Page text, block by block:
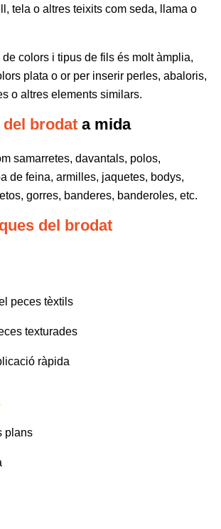
tela o altres teixits com seda, llama o
colors i tipus de fils és molt àmplia,
plata o or per inserir perles, abaloris,
o altres elements similars.
brodat a mida
samarretes, davantals, polos,
de feina, armilles, jaquetes, bodys,
gorres, banderes, banderoles, etc.
del brodat
peces tèxtils
texturades
ràpida
plans